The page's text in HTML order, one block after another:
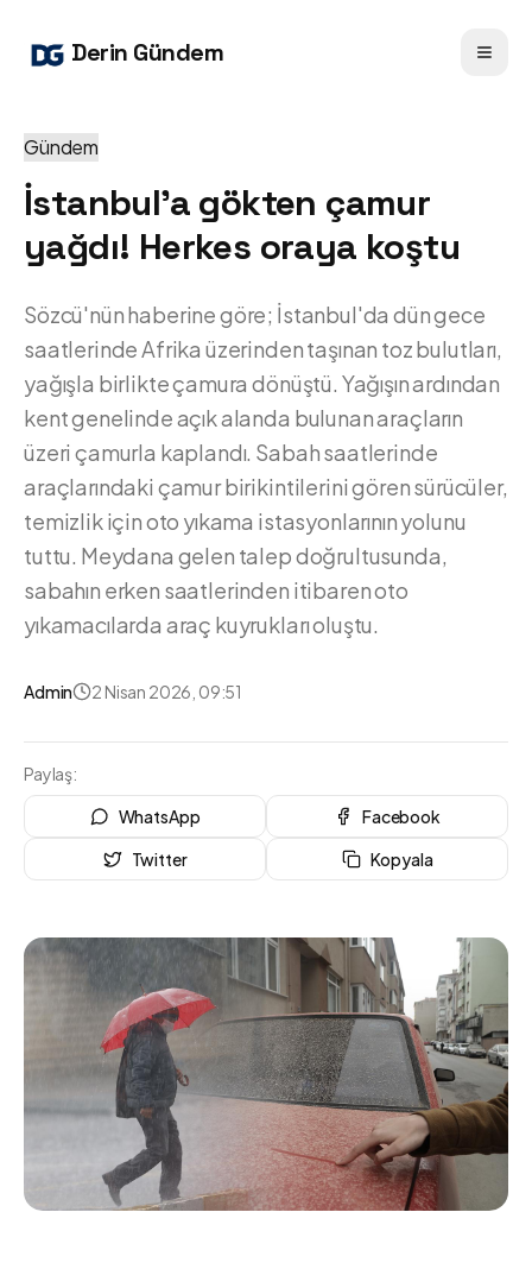
Derin Gündem
Gündem
İstanbul'a gökten çamur
yağdı! Herkes oraya koştu
Sözcü'nün haberine göre; İstanbul'da dün gece
saatlerinde Afrika üzerinden taşınan toz bulutları,
yağışla birlikte çamura dönüştü. Yağışın ardından
kent genelinde açık alanda bulunan araçların
üzeri çamurla kaplandı. Sabah saatlerinde
araçlarındaki çamur birikintilerini gören sürücüler,
temizlik için oto yıkama istasyonlarının yolunu
tuttu. Meydana gelen talep doğrultusunda,
sabahın erken saatlerinden itibaren oto
yıkamacılarda araç kuyrukları oluştu.
Admin 2 Nisan 2026, 09:51
Paylaş:
WhatsApp
Facebook
Twitter
Kopyala